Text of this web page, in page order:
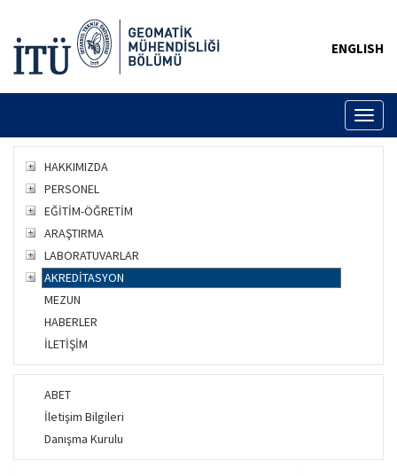
ENGLISH
HAKKIMIZDA
PERSONEL
EĞİTİM-ÖĞRETİM
ARAŞTIRMA
LABORATUVARLAR
AKREDİTASYON
MEZUN
HABERLER
İLETİŞİM
ABET
İletişim Bilgileri
Danışma Kurulu